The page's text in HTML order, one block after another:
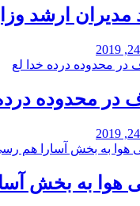
مدیران ارشد
در محدوده
هوا به بخش